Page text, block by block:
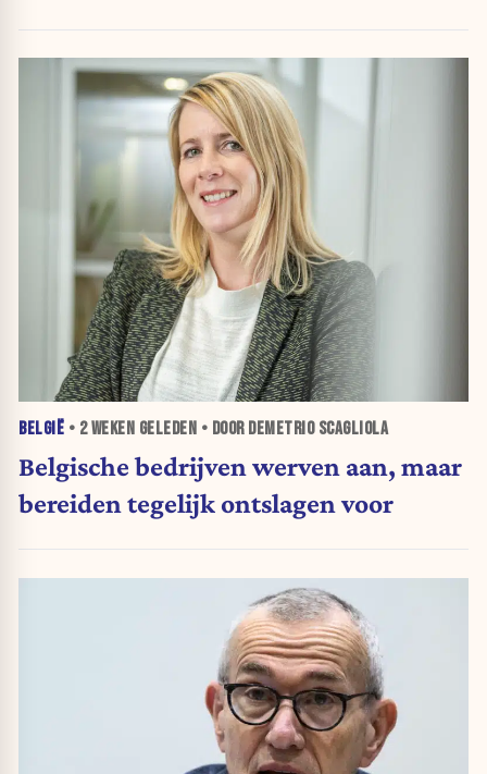
BELGIË • 2 WEKEN GELEDEN • DOOR DEMETRIO SCAGLIOLA
Belgische bedrijven werven aan, maar
bereiden tegelijk ontslagen voor